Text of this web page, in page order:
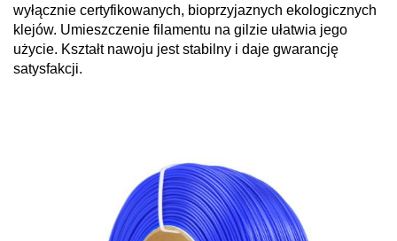
wyłącznie certyfikowanych, bioprzyjaznych ekologicznych
klejów. Umieszczenie filamentu na gilzie ułatwia jego
użycie. Kształt nawoju jest stabilny i daje gwarancję
satysfakcji.